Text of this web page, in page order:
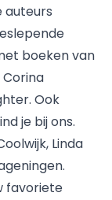
auteurs
boeken van
Corina
Ook
je bij ons.
Linda
favoriete